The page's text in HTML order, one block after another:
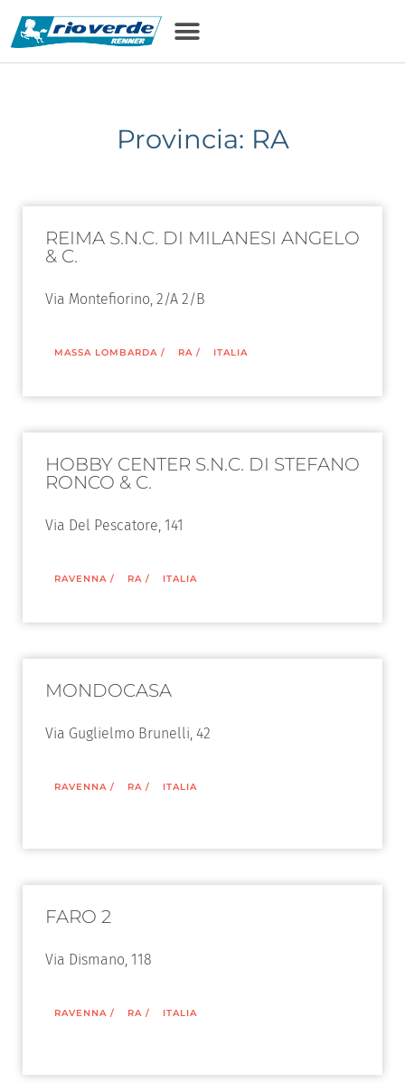
Provincia: RA
REIMA S.N.C. DI MILANESI ANGELO
& C.
Via Montefiorino, 2/A 2/B
MASSA LOMBARDA / RA / ITALIA
HOBBY CENTER S.N.C. DI STEFANO
RONCO & C.
Via Del Pescatore, 141
RAVENNA / RA / ITALIA
MONDOCASA
Via Guglielmo Brunelli, 42
RAVENNA / RA / ITALIA
FARO 2
Via Dismano, 118
RAVENNA / RA / ITALIA